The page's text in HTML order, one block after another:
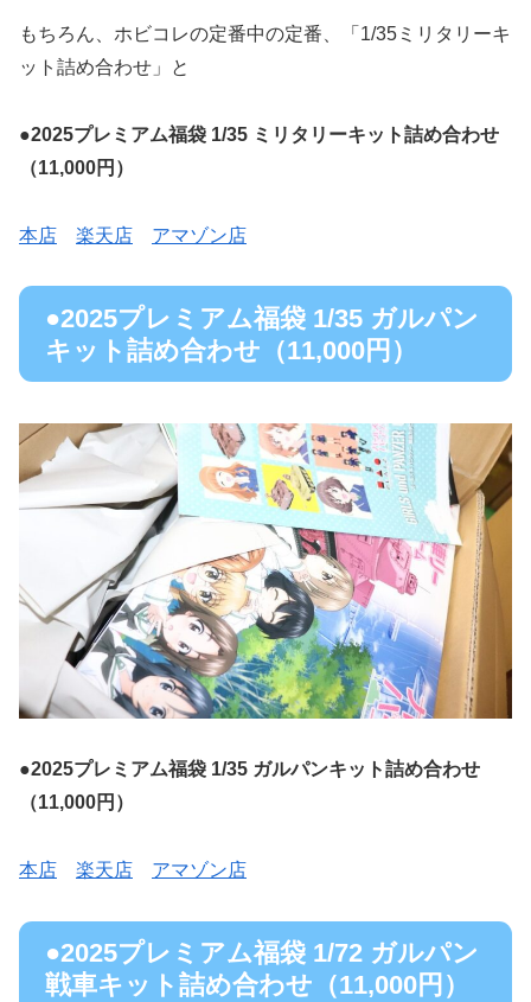
もちろん、ホビコレの定番中の定番、「1/35ミリタリーキ
ット詰め合わせ」と
●2025プレミアム福袋 1/35 ミリタリーキット詰め合わせ
（11,000円）
本店 楽天店 アマゾン店
●2025プレミアム福袋 1/35 ガルパン
キット詰め合わせ（11,000円）
●2025プレミアム福袋 1/35 ガルパンキット詰め合わせ
（11,000円）
本店 楽天店 アマゾン店
●2025プレミアム福袋 1/72 ガルパン
戦車キット詰め合わせ（11,000円）